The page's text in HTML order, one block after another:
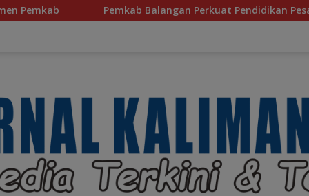
Perkuat Pendidikan Pesantren, Program Beasiswa